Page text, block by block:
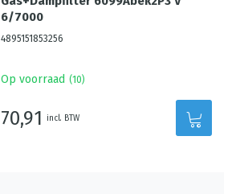
6/7000
4895151853256
Op voorraad (10)
70,91 incl. BTW